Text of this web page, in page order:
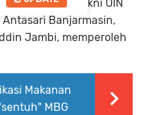
lainnya, yakni UIN
Antasari Banjarmasin,
Jambi, memperoleh
Makanan
MBG